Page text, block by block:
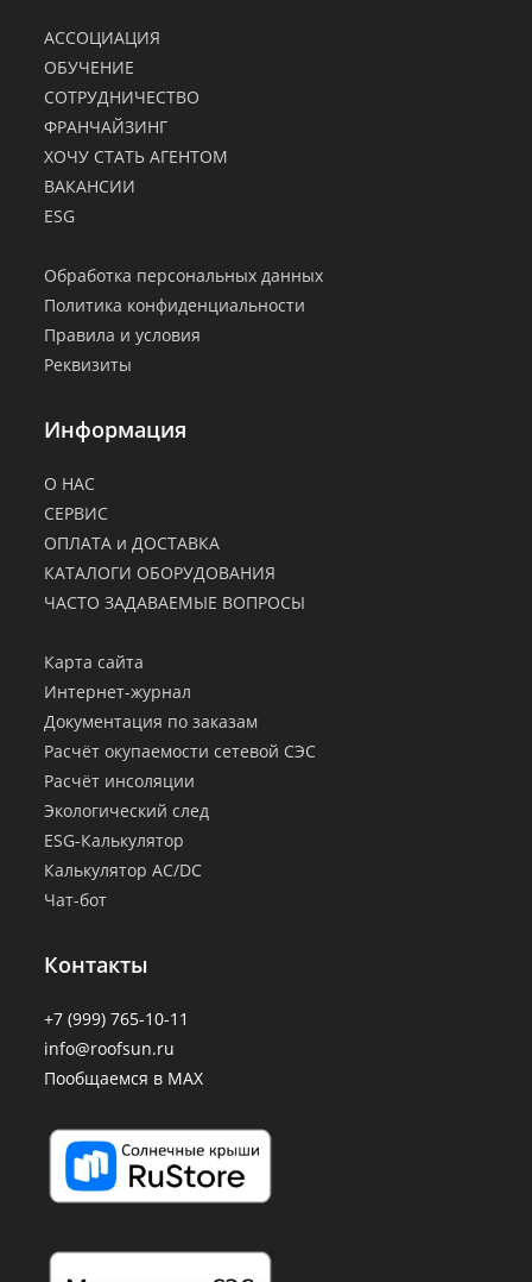
АССОЦИАЦИЯ
ОБУЧЕНИЕ
СОТРУДНИЧЕСТВО
ФРАНЧАЙЗИНГ
ХОЧУ СТАТЬ АГЕНТОМ
ВАКАНСИИ
ESG
Обработка персональных данных
Политика конфиденциальности
Правила и условия
Реквизиты
Информация
О НАС
СЕРВИС
ОПЛАТА и ДОСТАВКА
КАТАЛОГИ ОБОРУДОВАНИЯ
ЧАСТО ЗАДАВАЕМЫЕ ВОПРОСЫ
Карта сайта
Интернет-журнал
Документация по заказам
Расчёт окупаемости сетевой СЭС
Расчёт инсоляции
Экологический след
ESG-Калькулятор
Калькулятор AC/DC
Чат-бот
Контакты
+7 (999) 765-10-11
info@roofsun.ru
Пообщаемся в MAX